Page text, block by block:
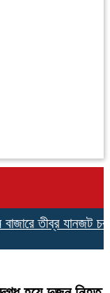
তীব্র যানজট চরম